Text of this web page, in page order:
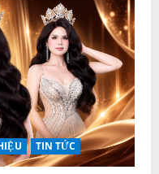
TIN TỨC